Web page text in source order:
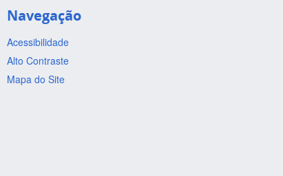
Navegação
Acessibilidade
Alto Contraste
Mapa do Site